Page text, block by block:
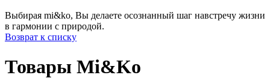
Выбирая mi&ko, Вы делаете осознанный шаг навстречу жизни
в гармонии с природой.
Возврат к списку
Товары Mi&Ko